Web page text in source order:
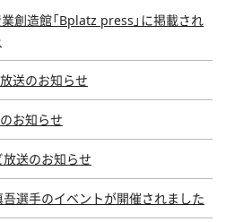
創造館「Bplatz press」に掲載され
送のお知らせ
お知らせ
放送のお知らせ
吾選手のイベントが開催されました